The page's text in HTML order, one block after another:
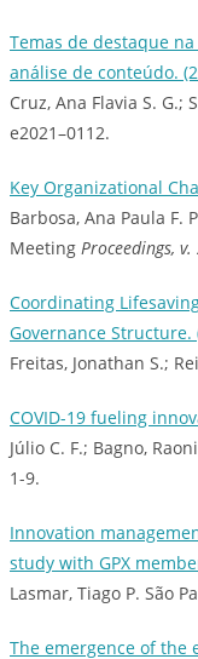
Temas de destaque
análise de conteúdo.
Cruz, Ana Flavia S. G.;
e2021–0112.
Key Organizational
Barbosa, Ana Paula F.
Meeting Proceedings,
Coordinating
Governance Structure.
Freitas, Jonathan S.;
COVID-19 fueling
Júlio C. F.; Bagno,
1-9.
Innovation
study with GPX
Lasmar, Tiago P. São
The emergence of the